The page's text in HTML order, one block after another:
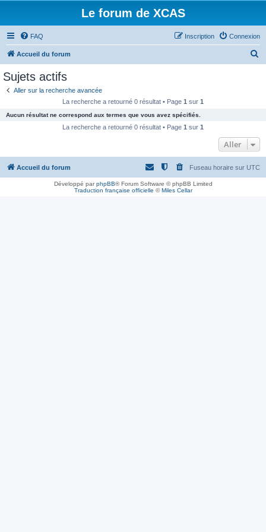
Le forum de XCAS
FAQ Connexion
Inscription
Accueil du forum
c
e
Sujets actifs
Aller sur la recherche avancée
La recherche a retourné 0 résultat • Page 1 sur 1
Aucun résultat ne correspond aux termes que vous avez spécifiés.
La recherche a retourné 0 résultat • Page 1 sur 1
Aller
Accueil du forum Fuseau horaire sur UTC
Développé parphpBB® Forum Software © phpBB Limited
Traduction française officielle ©Miles Cellar